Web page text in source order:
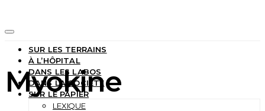
SUR LES TERRAINS
À L’HÔPITAL
DANS LES LABOS
DANS LA SOCIÉTÉ
SUR LE PAPIER
LEXIQUE
Myokine